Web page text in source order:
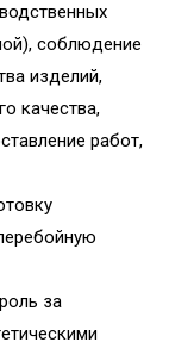
соблюдение
изделий,
качества,
работ,
за